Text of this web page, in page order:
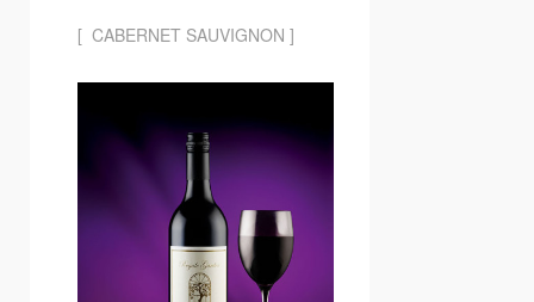
[ CABERNET SAUVIGNON ]